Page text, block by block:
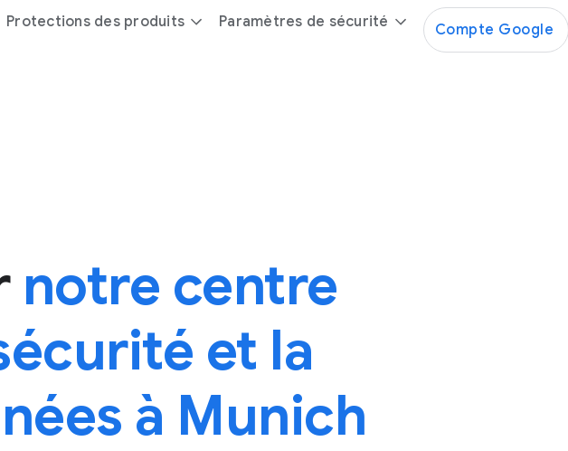
Protections des produits Paramètres de sécurité Compte Google
notre centre
et la
à Munich